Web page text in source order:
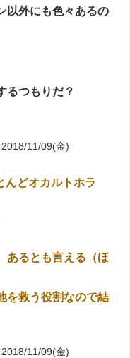
以外にも色々あるの
るつもりだ？
2018/11/09(金)
んどオカルトホラ
あるとも言える（ほ
を救う役割なので結
2018/11/09(金)